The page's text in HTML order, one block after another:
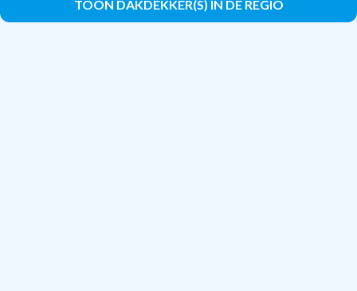
TOON DAKDEKKER(S) IN DE REGIO